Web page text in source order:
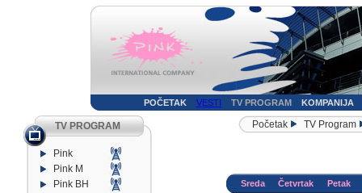
POČETAK VESTI TV PROGRAM KOMPANIJA
TV PROGRAM
Pink
Pink M
Pink BH
Početak TV Program
Sreda Četvrtak
Petak